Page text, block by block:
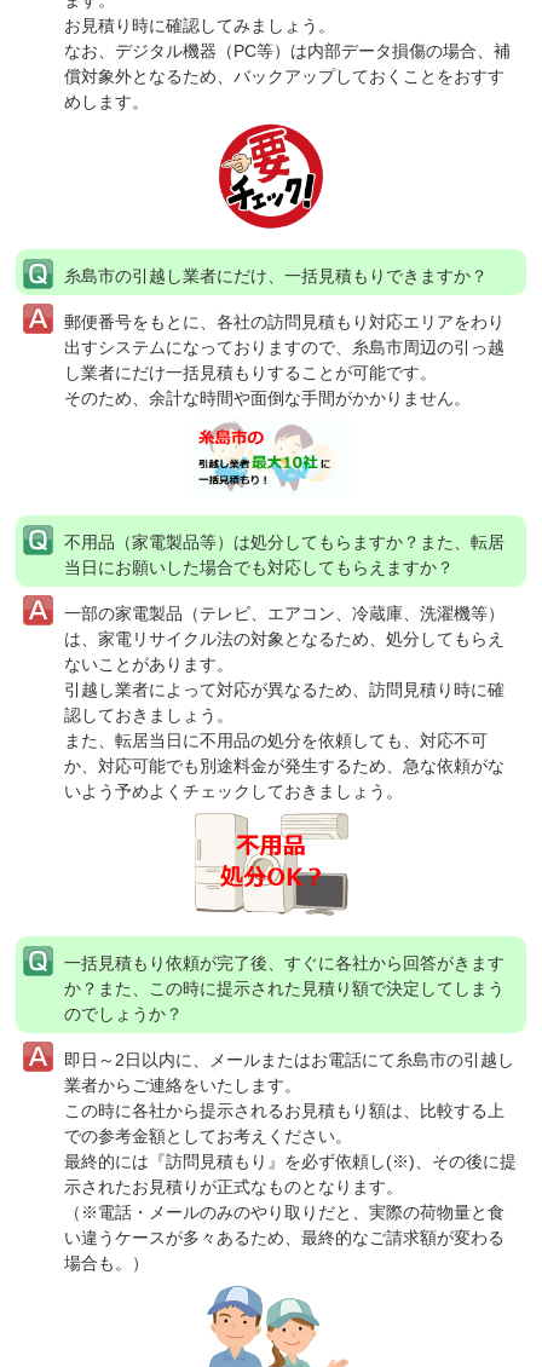
お見積り時に確認してみましょう。
なお、デジタル機器（PC等）は内部データ損傷の場合、補
償対象外となるため、バックアップしておくことをおすす
めします。
糸島市の引越し業者にだけ、一括見積もりできますか？
郵便番号をもとに、各社の訪問見積もり対応エリアをわり
出すシステムになっておりますので、糸島市周辺の引っ越
し業者にだけ一括見積もりすることが可能です。
そのため、余計な時間や面倒な手間がかかりません。
不用品（家電製品等）は処分してもらますか？ また、転居
当日にお願いした場合でも対応してもらえますか？
一部の家電製品（テレビ、エアコン、冷蔵庫、洗濯機等）
は、家電リサイクル法の対象となるため、処分してもらえ
ないことがあります。
引越し業者によって対応が異なるため、訪問見積り時に確
認しておきましょう。
また、転居当日に不用品の処分を依頼しても、対応不可
か、対応可能でも別途料金が発生するため、急な依頼がな
いよう予めよくチェックしておきましょう。
一括見積もり依頼が完了後、すぐに各社から回答がきます
か？ また、この時に提示された見積り額で決定してしまう
のでしょうか？
即日～2日以内に、メールまたはお電話にて糸島市の引越し
業者からご連絡をいたします。
この時に各社から提示されるお見積もり額は、比較する上
での参考金額としてお考えください。
最終的には『訪問見積もり』を必ず依頼し(※)、その後に提
示されたお見積りが正式なものとなります。
（※電話・メールのみのやり取りだと、実際の荷物量と食
い違うケースが多々あるため、最終的なご請求額が変わる
場合も。）